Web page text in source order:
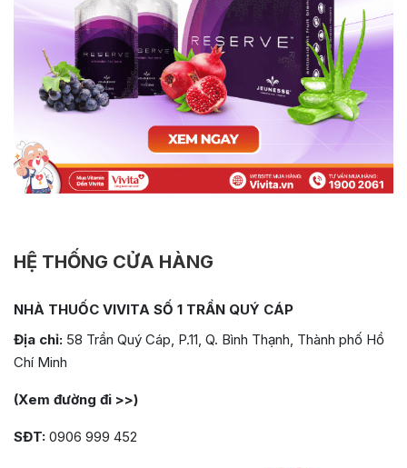
HỆ THỐNG CỬA HÀNG
NHÀ THUỐC VIVITA SỐ 1 TRẦN QUÝ CÁP
Địa chỉ: 58 Trần Quý Cáp, P.11, Q. Bình Thạnh, Thành phố Hồ
Chí Minh
(Xem đường đi >>)
SĐT: 0906 999 452